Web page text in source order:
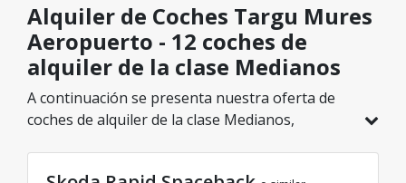
Alquiler de Coches Targu Mures
Aeropuerto - 12 coches de
alquiler de la clase Medianos
A continuación se presenta nuestra oferta de
coches de alquiler de la clase Medianos,